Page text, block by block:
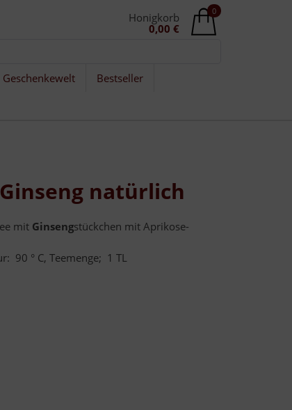
0
Honigkorb
0,00 €
Geschenkewelt
Bestseller
natürlich
mit Ginsengstückchen mit Aprikose-
90 ° C, Teemenge; 1 TL